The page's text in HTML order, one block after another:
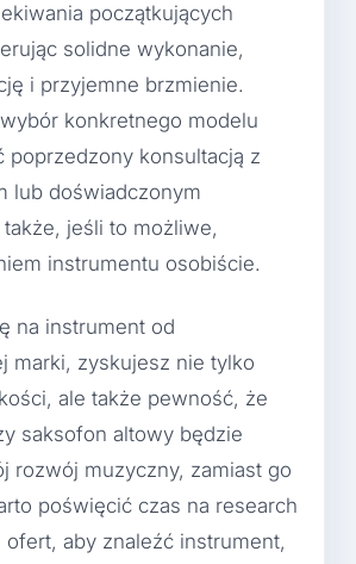
początkujących
solidne wykonanie,
i przyjemne brzmienie.
konkretnego modelu
poprzedzony konsultacją z
lub doświadczonym
jeśli to możliwe,
instrumentu osobiście.
na instrument od
marki, zyskujesz nie tylko
ale także pewność, że
saksofon altowy będzie
rozwój muzyczny, zamiast go
poświęcić czas na research
ofert, aby znaleźć instrument,